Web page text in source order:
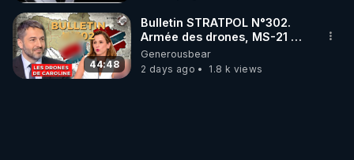
44:48
Bulletin STRATPOL N°302.
Armée des drones, MS-21 en
série, missiles coréens.
07.08.2026.
Generousbear
2 days ago
1.8 k views